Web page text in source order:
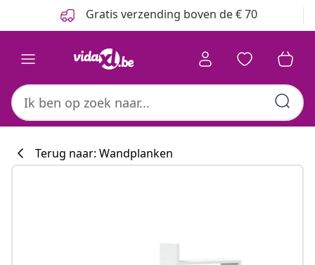
Gratis verzending boven de € 70
Terug naar: Wandplanken